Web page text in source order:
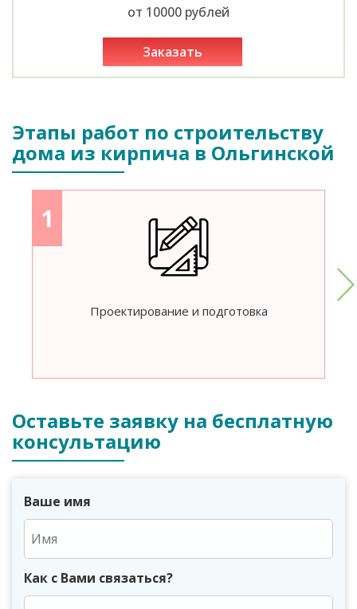
от 10000 рублей
заказать
Этапы работ по строительству
дома из кирпича в Ольгинской
1
Проектирование и подготовка
Оставьте заявку на бесплатную
консультацию
Ваше имя
Как с Вами связаться?